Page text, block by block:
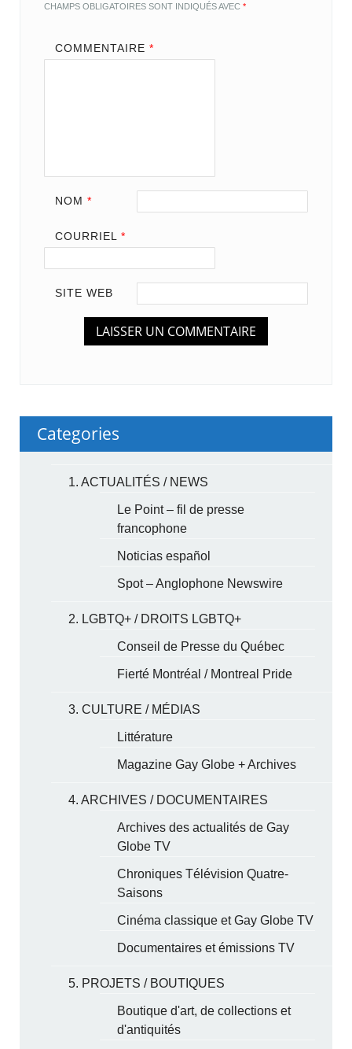
CHAMPS OBLIGATOIRES SONT INDIQUÉS AVEC*
COMMENTAIRE *
NOM *
COURRIEL *
SITE WEB
Categories
1. ACTUALITÉS / NEWS
Le Point – fil de presse
francophone
Noticias español
Spot – Anglophone Newswire
2. LGBTQ+ / DROITS LGBTQ+
Conseil de Presse du Québec
Fierté Montréal / Montreal Pride
3. CULTURE / MÉDIAS
Littérature
Magazine Gay Globe + Archives
4. ARCHIVES / DOCUMENTAIRES
Archives des actualités de Gay
Globe TV
Chroniques Télévision Quatre-
Saisons
Cinéma classique et Gay Globe TV
Documentaires et émissions TV
5. PROJETS / BOUTIQUES
Boutique d'art, de collections et
d'antiquités